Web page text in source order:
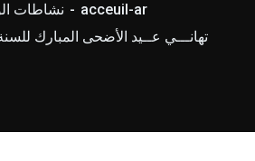
acceuil-ar
نشاطات
تهانـــي عــيد الأضحى المبارك للسنة